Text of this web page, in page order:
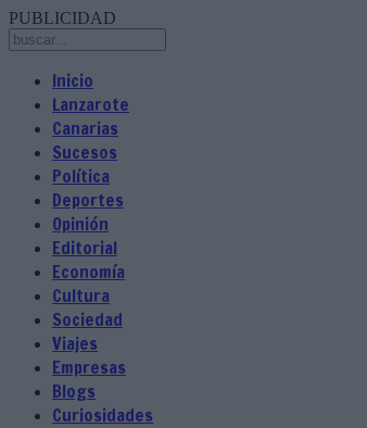
PUBLICIDAD
Inicio
Lanzarote
Canarias
Sucesos
Política
Deportes
Opinión
Editorial
Economía
Cultura
Sociedad
Viajes
Empresas
Blogs
Curiosidades